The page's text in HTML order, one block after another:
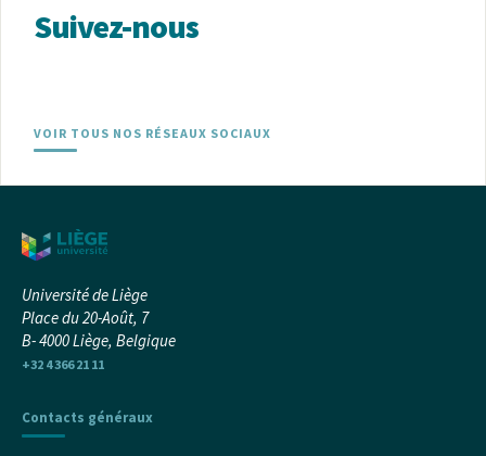
Suivez-nous
VOIR TOUS NOS RÉSEAUX SOCIAUX
Université de Liège
Place du 20-Août, 7
B- 4000 Liège, Belgique
+32 4 366 21 11
Contacts généraux